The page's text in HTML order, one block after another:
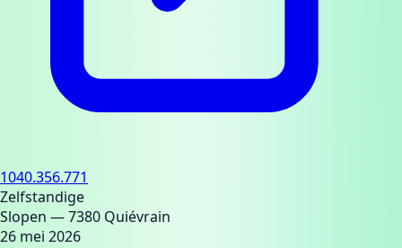
1040.356.771
Zelfstandige
Slopen — 7380 Quiévrain
26 mei 2026